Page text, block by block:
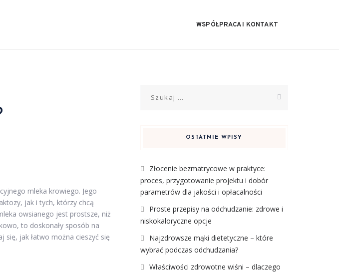
WSPÓŁPRACA I KONTAKT
mleka krowiego. Jego
jak i tych, którzy chcą
owsianego jest prostsze, niż
to doskonały sposób na
się, jak łatwo można cieszyć się
OSTATNIE WPISY
Złocenie bezmatrycowe w praktyce:
proces, przygotowanie projektu i dobór
parametrów dla jakości i opłacalności
Proste przepisy na odchudzanie: zdrowe i
niskokaloryczne opcje
Najzdrowsze mąki dietetyczne – które
wybrać podczas odchudzania?
Właściwości zdrowotne wiśni – dlaczego